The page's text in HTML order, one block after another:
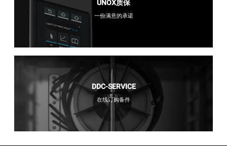
UNOX质保
一份满意的承诺
DDC-SERVICE
在线订购备件